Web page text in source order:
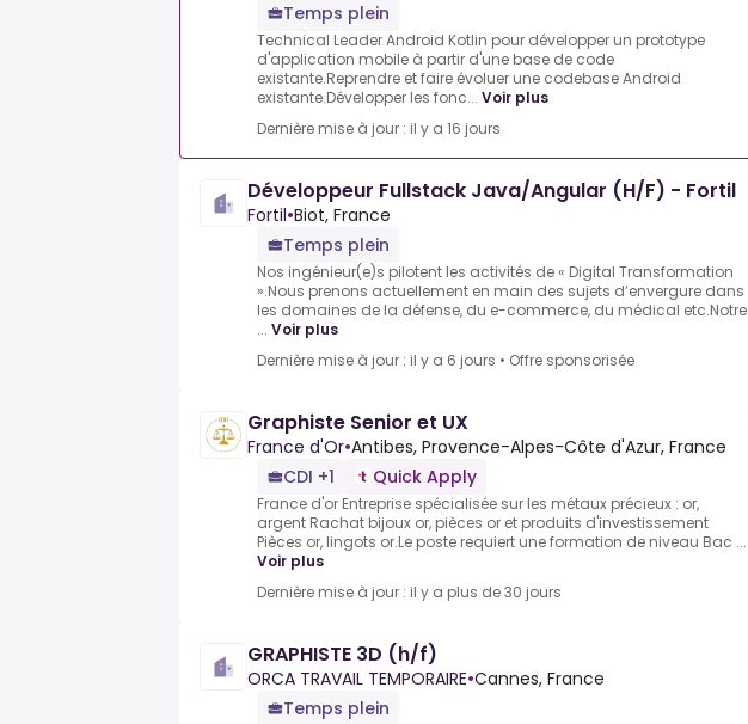
Temps plein
Technical Leader Android Kotlin pour développer un prototype
d'application mobile à partir d'une base de code
existante.Reprendre et faire évoluer une codebase Android
existante.Développer les fonc... Voir plus
Dernière mise à jour : il y a 16 jours
Développeur Fullstack Java/Angular (H/F) - Fortil
Fortil•Biot, France
Temps plein
Nos ingénieur(e)s pilotent les activités de « Digital Transformation
».Nous prenons actuellement en main des sujets d’envergure dans
les domaines de la défense, du e-commerce, du médical etc.Notre
... Voir plus
Dernière mise à jour : il y a 6 jours • Offre sponsorisée
Graphiste Senior et UX
France d'Or•Antibes, Provence-Alpes-Côte d'Azur, France
CDI +1
Quick Apply
France d'or Entreprise spécialisée sur les métaux précieux : or,
argent Rachat bijoux or, pièces or et produits d'investissement
Pièces or, lingots or.Le poste requiert une formation de niveau Bac ...
Voir plus
Dernière mise à jour : il y a plus de 30 jours
GRAPHISTE 3D (h/f)
ORCA TRAVAIL TEMPORAIRE•Cannes, France
Temps plein